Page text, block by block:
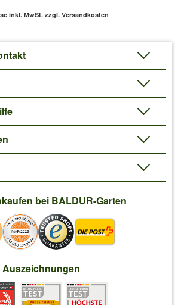
inkl. MwSt. zzgl. Versandkosten
bei BALDUR-Garten
Auszeichnungen